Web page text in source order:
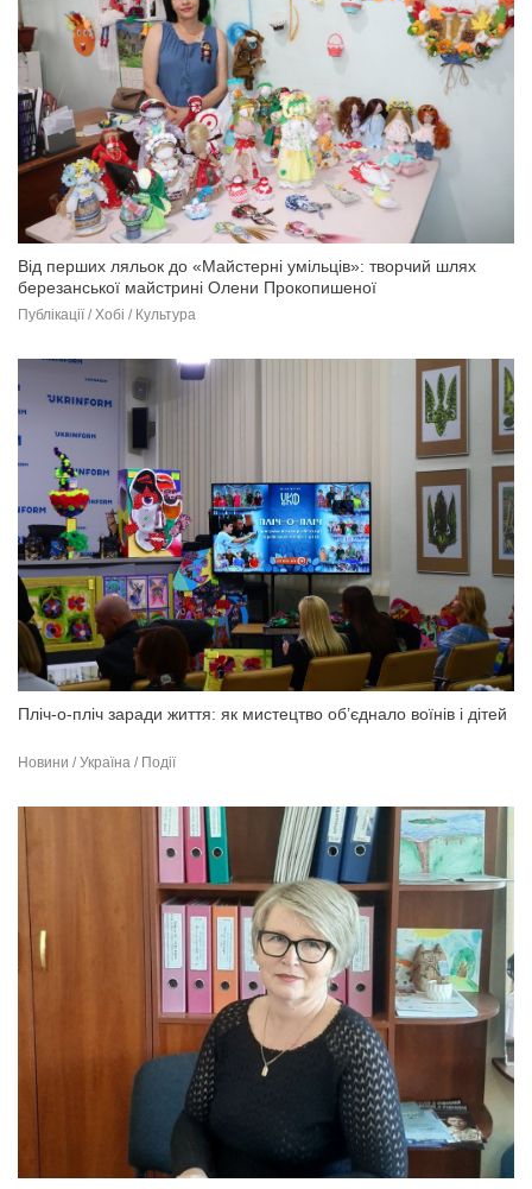
Від перших ляльок до «Майстерні умільців»: творчий шлях
березанської майстрині Олени Прокопишеної
Публікації / Хобі / Культура
Пліч-о-пліч заради життя: як мистецтво об’єднало воїнів і дітей
Новини / Україна / Події